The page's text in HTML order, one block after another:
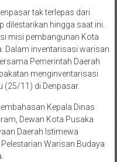
tak terlepas dari
dilestarikan hingga saat ini.
misi pembangunan Kota
Dalam inventarisasi warisan
Pemerintah Daerah
menginventarisasi
(25/11) di Denpasar.
Kepala Dinas
Dewan Kota Pusaka
Daerah Istimewa
Warisan Budaya